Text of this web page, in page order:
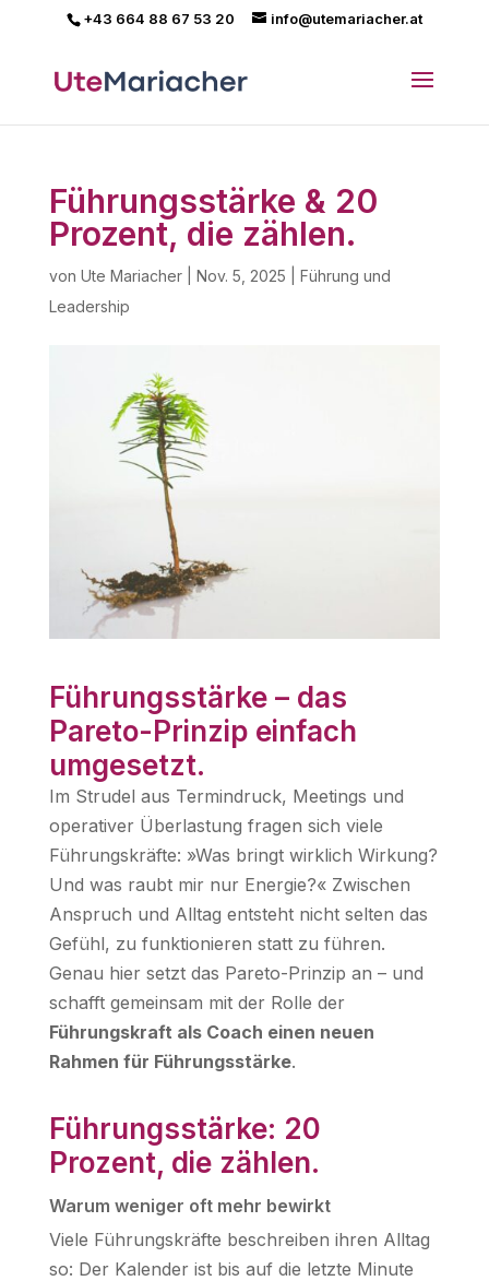
+43 664 88 67 53 20 info@utemariacher.at
Führungsstärke & 20
Prozent, die zählen.
von Ute Mariacher| Nov. 5, 2025
Führung und
Leadership
Führungsstärke – das
Pareto-Prinzip einfach
umgesetzt.
Im Strudel aus Termindruck, Meetings und
operativer Überlastung fragen sich viele
Führungskräfte: »Was bringt wirklich Wirkung?
Und was raubt mir nur Energie?« Zwischen
Anspruch und Alltag entsteht nicht selten das
Gefühl, zu funktionieren statt zu führen.
Genau hier setzt das Pareto-Prinzip an – und
schafft gemeinsam mit der Rolle der
Führungskraft als Coach einen neuen
Rahmen für Führungsstärke.
Führungsstärke: 20
Prozent, die zählen.
Warum weniger oft mehr bewirkt
Viele Führungskräfte beschreiben ihren Alltag
so: Der Kalender ist bis auf die letzte Minute